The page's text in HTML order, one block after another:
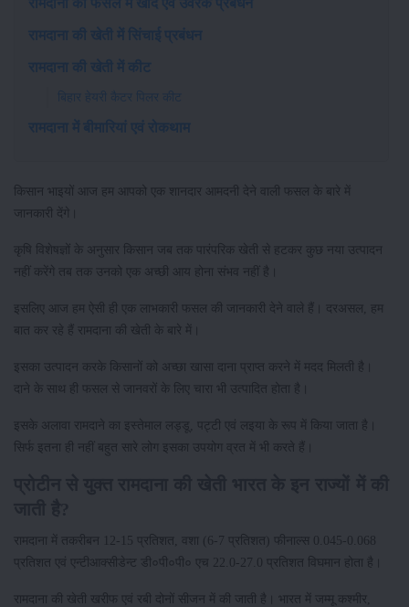
रामदाना की खेती में सिंचाई प्रबंधन
रामदाना की खेती में कीट
बिहार हेयरी कैटर पिलर कीट
रामदाना में बीमारियां एवं रोकथाम
किसान भाइयों आज हम आपको एक शानदार आमदनी देने वाली फसल के बारे में
जानकारी देंगे।
कृषि विशेषज्ञों के अनुसार किसान जब तक पारंपरिक खेती से हटकर कुछ नया उत्पादन
नहीं करेंगे तब तक उनको एक अच्छी आय होना संभव नहीं है।
इसलिए आज हम ऐसी ही एक लाभकारी फसल की जानकारी देने वाले हैं। दरअसल, हम
बात कर रहे हैं रामदाना की खेती के बारे में।
इसका उत्पादन करके किसानों को अच्छा खासा दाना प्राप्त करने में मदद मिलती है।
दाने के साथ ही फसल से जानवरों के लिए चारा भी उत्पादित होता है।
इसके अलावा रामदाने का इस्तेमाल लड्डू, पट्टी एवं लइया के रूप में किया जाता है।
सिर्फ इतना ही नहीं बहुत सारे लोग इसका उपयोग व्रत में भी करते हैं।
रामदाना में तकरीबन 12-15 प्रतिशत, वशा (6-7 प्रतिशत) फीनाल्स 0.045-0.068
प्रतिशत एवं एन्टीआक्सीडेन्ट डी०पी०पी० एच 22.0-27.0 प्रतिशत विघमान होता है।
रामदाना की खेती खरीफ एवं रबी दोनों सीजन में की जाती है। भारत में जम्मू कश्मीर,